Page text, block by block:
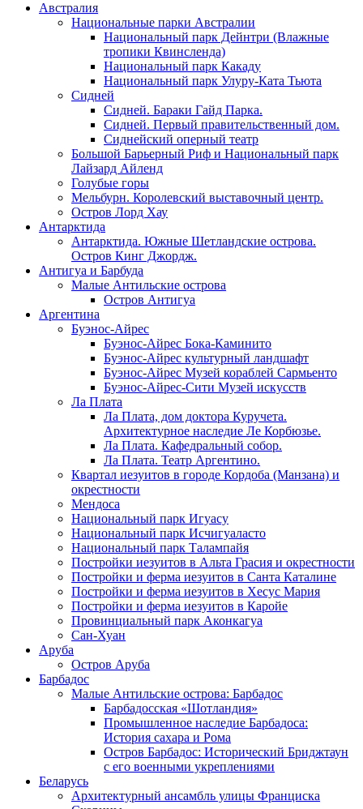
Австралия
Национальные парки Австралии
Национальный парк Дейнтри (Влажные
тропики Квинсленда)
Национальный парк Какаду
Национальный парк Улуру-Ката Тьюта
Сидней
Сидней. Бараки Гайд Парка.
Сидней. Первый правительственный дом.
Сиднейский оперный театр
Большой Барьерный Риф и Национальный парк
Лайзард Айленд
Голубые горы
Мельбурн. Королевский выставочный центр.
Остров Лорд Хау
Антарктида
Антарктида. Южные Шетландские острова.
Остров Кинг Джордж.
Антигуа и Барбуда
Малые Антильские острова
Остров Антигуа
Аргентина
Буэнос-Айрес
Буэнос-Айрес Бока-Каминито
Буэнос-Айрес культурный ландшафт
Буэнос-Айрес Музей кораблей Сармьенто
Буэнос-Айрес-Сити Музей искусств
Ла Плата
Ла Плата, дом доктора Куручета.
Архитектурное наследие Ле Корбюзье.
Ла Плата. Кафедральный собор.
Ла Плата. Театр Аргентино.
Квартал иезуитов в городе Кордоба (Манзана) и
окрестности
Мендоса
Национальный парк Игуасу
Национальный парк Исчигуаласто
Национальный парк Талампайя
Постройки иезуитов в Альта Грасия и окрестности
Постройки и ферма иезуитов в Санта Каталине
Постройки и ферма иезуитов в Хесус Мария
Постройки и ферма иезуитов в Каройе
Провинциальный парк Аконкагуа
Сан-Хуан
Аруба
Остров Аруба
Барбадос
Малые Антильские острова: Барбадос
Барбадосская «Шотландия»
Промышленное наследие Барбадоса:
История сахара и Рома
Остров Барбадос: Исторический Бриджтаун
с его военными укреплениями
Беларусь
Архитектурный ансамбль улицы Франциска